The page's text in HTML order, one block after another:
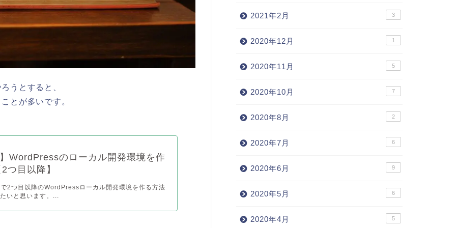
うとすると、
とが多いです。
WordPressのローカル開発環境を作
つ目以降】
2つ目以降のWordPressローカル開発環境を作る方法
いと思います。...
2021年2月 3
2020年12月 1
2020年11月 5
2020年10月 7
2020年8月 2
2020年7月 6
2020年6月 9
2020年5月 6
2020年4月 5